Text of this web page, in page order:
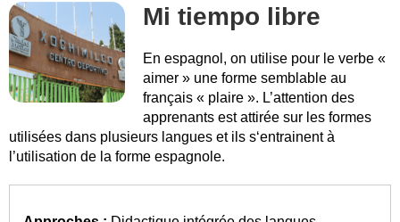
Mi tiempo libre
En espagnol, on utilise pour le verbe «
aimer » une forme semblable au
français « plaire ». L’attention des
apprenants est attirée sur les formes
utilisées dans plusieurs langues et ils s‘entrainent à
l’utilisation de la forme espagnole.